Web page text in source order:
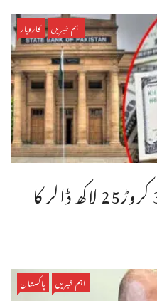
اہم خبریں کاروبار
ملکی زر مبادلہ ذخائر میں 3 کروڑ25 لاکھ ڈالر کا
اہم خبریں پاکستان